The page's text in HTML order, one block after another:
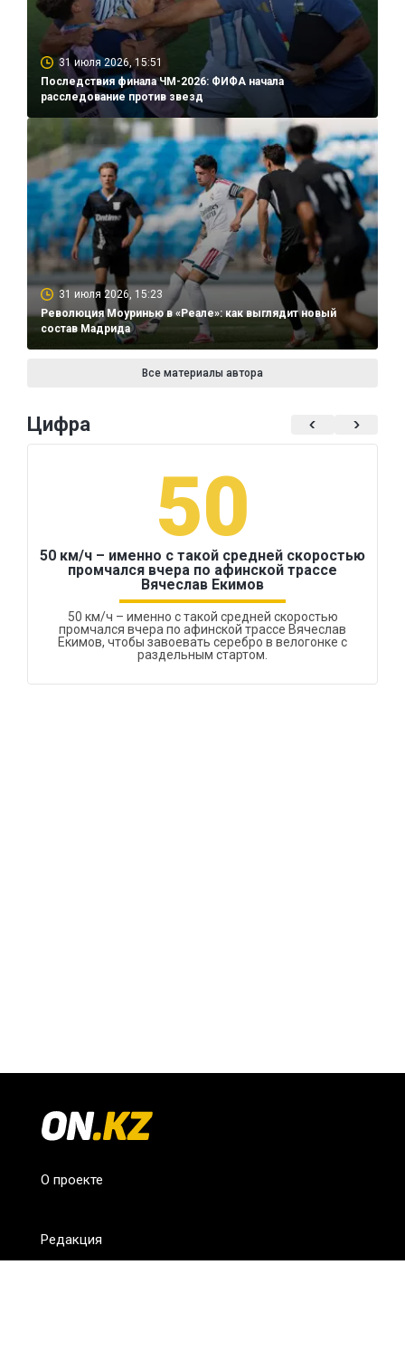
31 июля 2026, 15:51
Последствия финала ЧМ-2026: ФИФА начала
расследование против звезд
31 июля 2026, 15:23
Революция Моуринью в «Реале»: как выглядит новый
состав Мадрида
Все материалы автора
Цифра
50
50 км/ч – именно с такой средней скоростью
промчался вчера по афинской трассе
Вячеслав Екимов
50 км/ч – именно с такой средней скоростью
промчался вчера по афинской трассе Вячеслав
Екимов, чтобы завоевать серебро в велогонке с
раздельным стартом.
О проекте
Редакция